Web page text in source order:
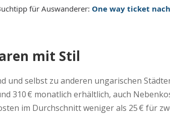
für Auswanderer: One way ticket
mit Stil
und selbst zu anderen ungarischen
310 € monatlich erhältlich, auch
im Durchschnitt weniger als 25 € für